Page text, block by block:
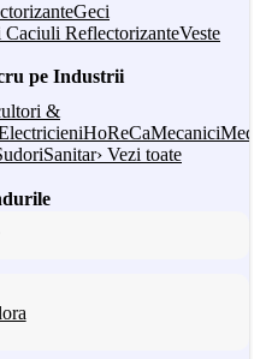
Geci
Caciuli ReflectorizanteVeste
pe Industrii
&
HoReCaMecanici
Sanitar› Vezi toate